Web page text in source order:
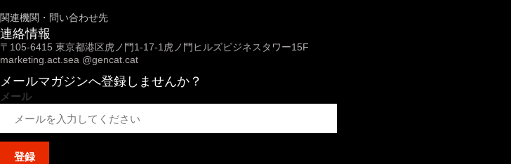
関連機関・問い合わせ先
連絡情報
〒 105-6415 東京都港区虎ノ門1-17-1 虎ノ門ヒルズビジネスタワー15F
marketing.act.sea @gencat.cat
メールマガジンへ登録しませんか？
メール
登録